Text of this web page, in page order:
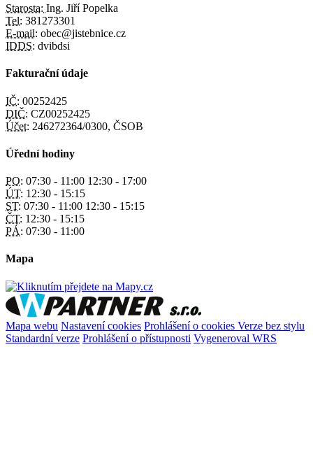
Starosta: Ing. Jiří Popelka
Tel: 381273301
E-mail: obec@jistebnice.cz
IDDS: dvibdsi
Fakturační údaje
IČ: 00252425
DIČ: CZ00252425
Účet: 246272364/0300, ČSOB
Úřední hodiny
PO: 07:30 - 11:00 12:30 - 17:00
ÚT: 12:30 - 15:15
ST: 07:30 - 11:00 12:30 - 15:15
ČT: 12:30 - 15:15
PÁ: 07:30 - 11:00
Mapa
Mapa webu Nastavení cookies Prohlášení o cookies Verze bez stylu
Standardní verze Prohlášení o přístupnosti Vygeneroval WRS